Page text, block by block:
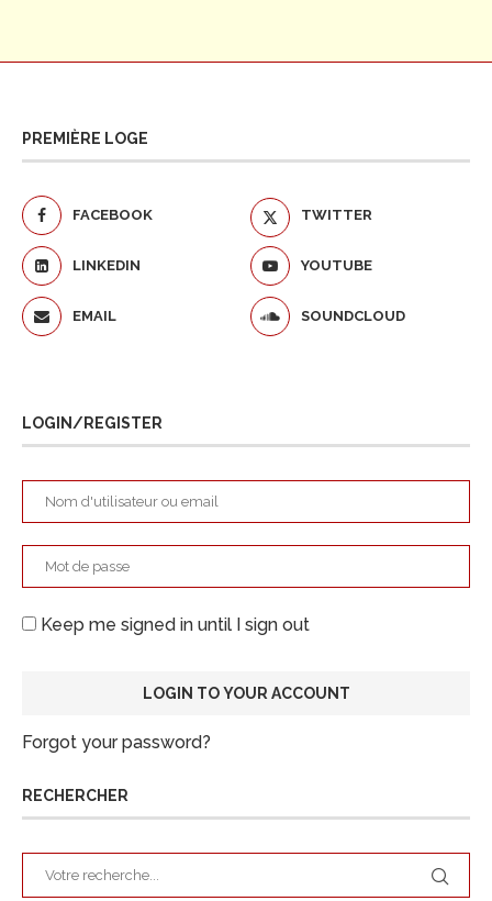
PREMIÈRE LOGE
FACEBOOK TWITTER
LINKEDIN YOUTUBE
EMAIL SOUNDCLOUD
LOGIN/REGISTER
Keep me signed in until I sign out
Forgot your password?
RECHERCHER